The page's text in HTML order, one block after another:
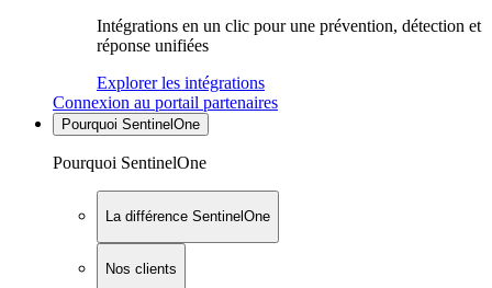
Intégrations en un clic pour une prévention, détection et
réponse unifiées
Explorer les intégrations
Connexion au portail partenaires
Pourquoi SentinelOne
Pourquoi SentinelOne
La différence SentinelOne
Nos clients